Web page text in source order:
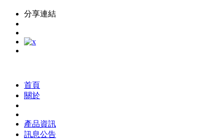
分享連結
首頁
關於
產品資訊
訊息公告